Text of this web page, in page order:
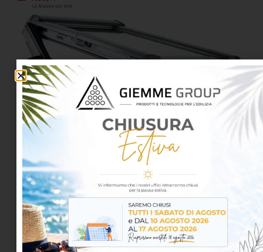
Designo Finestra per tetti R8
1.100,93€ – 5.415,34
La finestra a vasistas-bilico Roto Designo R8